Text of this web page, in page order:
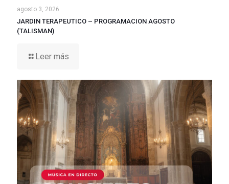
agosto 3, 2026
JARDIN TERAPEUTICO – PROGRAMACION AGOSTO
(TALISMAN)
Leer más